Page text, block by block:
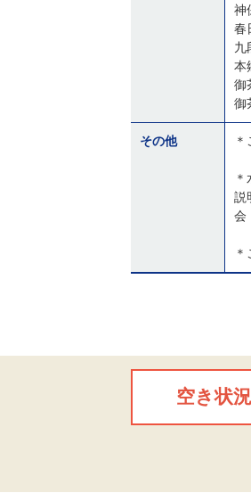
神
春
九
本
御
御
その他
説
会
空き状